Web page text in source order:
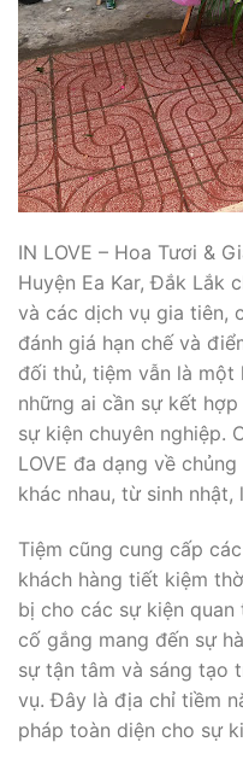
IN LOVE – Hoa Tươi &
Huyện Ea Kar, Đắk Lắk
và các dịch vụ gia tiên,
đánh giá hạn chế và
đối thủ, tiệm vẫn là một
những ai cần sự kết
sự kiện chuyên nghiệp.
LOVE đa dạng về
khác nhau, từ sinh
Tiệm cũng cung cấp
khách hàng tiết kiệm
bị cho các sự kiện
cố gắng mang đến sự
sự tận tâm và sáng tạo
vụ. Đây là địa chỉ tiềm
pháp toàn diện cho sự